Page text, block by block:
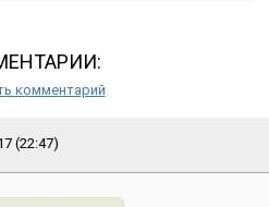
комментарий
(22:47)